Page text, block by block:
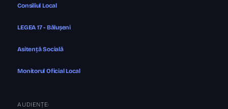
Consiliul Local
LEGEA 17 - Bălușeni
Asitență Socială
Monitorul Oficial Local
AUDIENȚE: